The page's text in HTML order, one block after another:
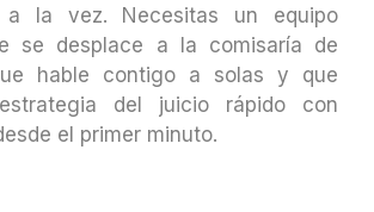
a la vez. Necesitas un equipo
se desplace a la comisaría de
hable contigo a solas y que
del juicio rápido con
el primer minuto.